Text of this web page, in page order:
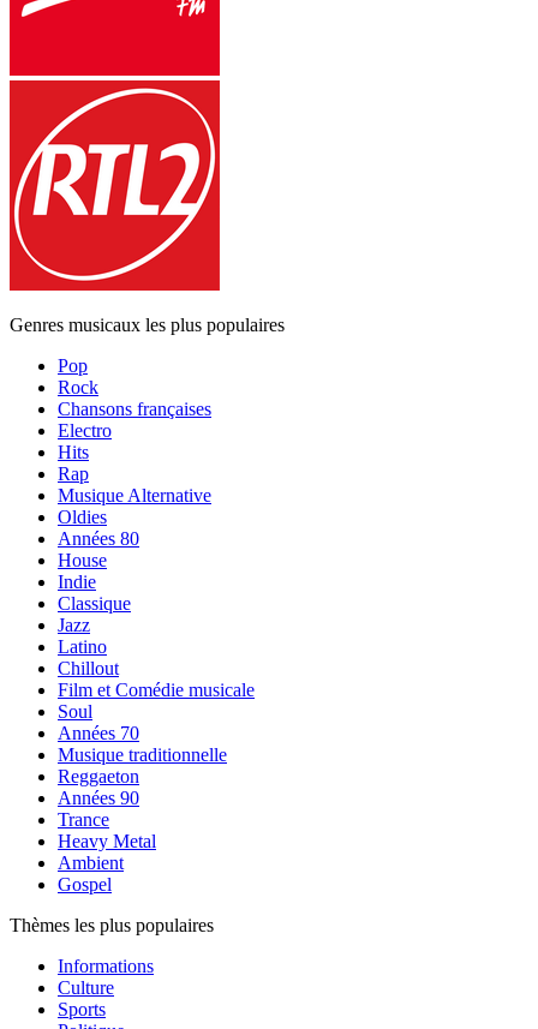
Genres musicaux les plus populaires
Pop
Rock
Chansons françaises
Electro
Hits
Rap
Musique Alternative
Oldies
Années 80
House
Indie
Classique
Jazz
Latino
Chillout
Film et Comédie musicale
Soul
Années 70
Musique traditionnelle
Reggaeton
Années 90
Trance
Heavy Metal
Ambient
Gospel
Thèmes les plus populaires
Informations
Culture
Sports